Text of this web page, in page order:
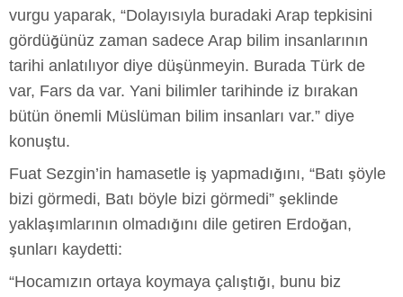
vurgu yaparak, “Dolayısıyla buradaki Arap tepkisini
gördüğünüz zaman sadece Arap bilim insanlarının
tarihi anlatılıyor diye düşünmeyin. Burada Türk de
var, Fars da var. Yani bilimler tarihinde iz bırakan
bütün önemli Müslüman bilim insanları var.” diye
konuştu.
Fuat Sezgin’in hamasetle iş yapmadığını, “Batı şöyle
bizi görmedi, Batı böyle bizi görmedi” şeklinde
yaklaşımlarının olmadığını dile getiren Erdoğan,
şunları kaydetti:
“Hocamızın ortaya koymaya çalıştığı, bunu biz